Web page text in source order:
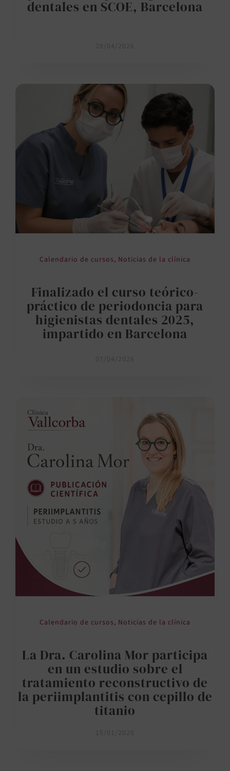
dentales en SCOE, Barcelona
28/04/2026
Calendario de cursos, Noticias de la clínica
Finalizado el curso teórico-
práctico de periodoncia para
higienistas dentales 2025,
impartido en Barcelona
07/04/2026
Calendario de cursos, Noticias de la clínica
La Dra. Carolina Mor participa
en un estudio sobre el
tratamiento reconstructivo de
la periimplantitis con cepillo de
titanio
15/01/2026